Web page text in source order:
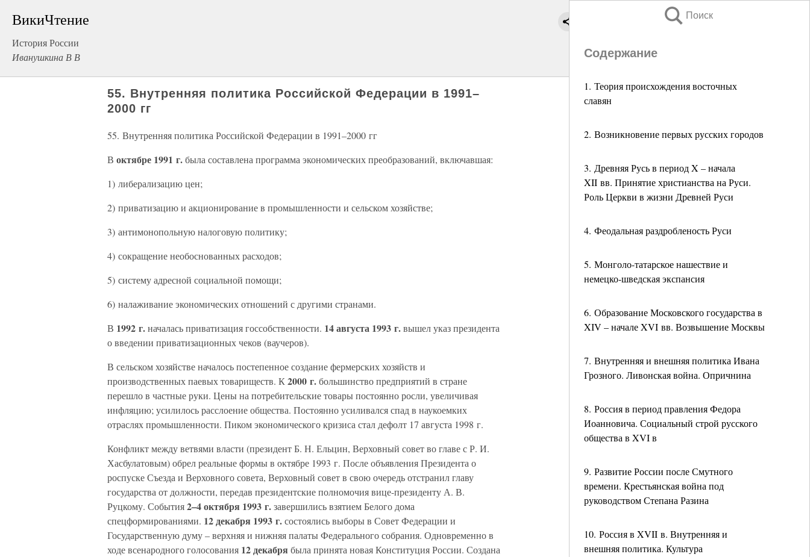
ВикиЧтение
История России
Иванушкина В В
Поиск
Содержание
1. Теория происхождения восточных
славян
2. Возникновение первых русских городов
3. Древняя Русь в период X – начала
XII вв. Принятие христианства на Руси.
Роль Церкви в жизни Древней Руси
4. Феодальная раздробленость Руси
5. Монголо-татарское нашествие и
немецко-шведская экспансия
6. Образование Московского государства в
XIV – начале XVI вв. Возвышение Москвы
7. Внутренняя и внешняя политика Ивана
Грозного. Ливонская война. Опричнина
8. Россия в период правления Федора
Иоанновича. Социальный строй русского
общества в XVI в
9. Развитие России после Смутного
времени. Крестьянская война под
руководством Степана Разина
10. Россия в XVII в. Внутренняя и
внешняя политика. Культура
55. Внутренняя политика Российской Федерации в 1991–
2000 гг
55. Внутренняя политика Российской Федерации в 1991–2000 гг
В октябре 1991 г.была составлена программа экономических преобразований, включавшая:
1) либерализацию цен;
2) приватизацию и акционирование в промышленности и сельском хозяйстве;
3) антимонопольную налоговую политику;
4) сокращение необоснованных расходов;
5) систему адресной социальной помощи;
6) налаживание экономических отношений с другими странами.
В 1992 г.началась приватизация госсобственности. 14 августа 1993 г.вышел указ президента
о введении приватизационных чеков (ваучеров).
В сельском хозяйстве началось постепенное создание фермерских хозяйств и
производственных паевых товариществ. К 2000 г.большинство предприятий в стране
перешло в частные руки. Цены на потребительские товары постоянно росли, увеличивая
инфляцию; усилилось расслоение общества. Постоянно усиливался спад в наукоемких
отраслях промышленности. Пиком экономического кризиса стал дефолт 17 августа 1998 г.
Конфликт между ветвями власти (президент Б. Н. Ельцин, Верховный совет во главе с Р. И.
Хасбулатовым) обрел реальные формы в октябре 1993 г. После объявления Президента о
роспуске Съезда и Верховного совета, Верховный совет в свою очередь отстранил главу
государства от должности, передав президентские полномочия вице-президенту А. В.
Руцкому. События2–4 октября 1993 г.завершились взятием Белого дома
спецформированиями. 12 декабря 1993 г.состоялись выборы в Совет Федерации и
Государственную думу – верхняя и нижняя палаты Федерального собрания. Одновременно в
ходе всенародного голосования 12 декабря была принята новая Конституция России. Создана